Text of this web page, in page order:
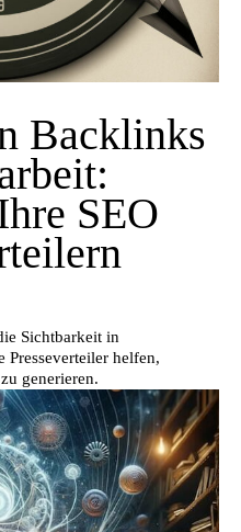
Backlinks
SEO
Sichtbarkeit in
Presseverteiler helfen,
generieren.